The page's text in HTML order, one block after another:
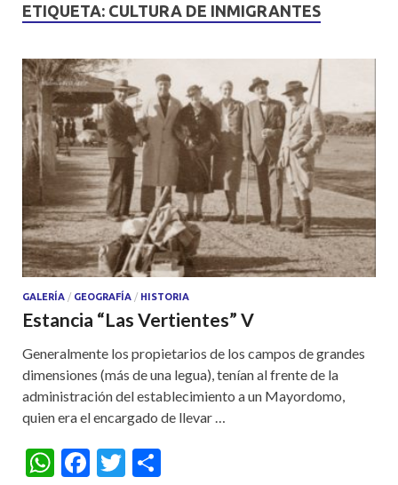
ETIQUETA: CULTURA DE INMIGRANTES
GALERÍA / GEOGRAFÍA / HISTORIA
Estancia “Las Vertientes” V
Generalmente los propietarios de los campos de grandes
dimensiones (más de una legua), tenían al frente de la
administración del establecimiento a un Mayordomo,
quien era el encargado de llevar …
W F
T